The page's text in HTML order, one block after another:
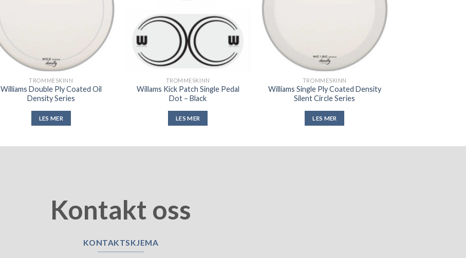
TROMMESKINN
Williams Double Ply Coated Oil
Density Series
LES MER
TROMMESKINN
Willams Kick Patch Single Pedal
Dot – Black
LES MER
TROMMESKINN
Williams Single Ply Coated Density
Silent Circle Series
LES MER
Kontakt oss
KONTAKTSKJEMA